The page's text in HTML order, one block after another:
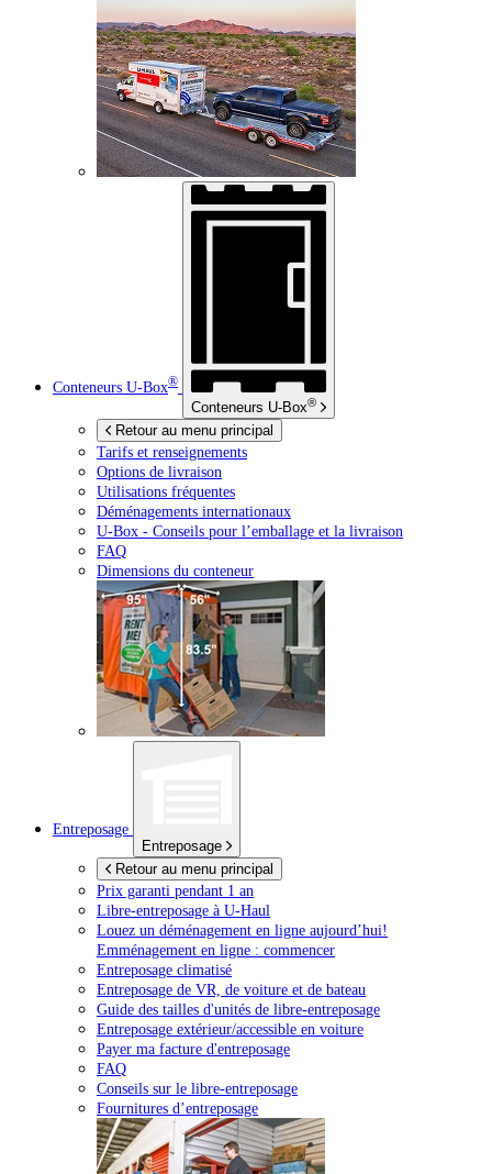
Conteneurs U-Box®
Conteneurs U-Box®
Retour au menu principal
Tarifs et renseignements
Options de livraison
Utilisations fréquentes
Déménagements internationaux
U-Box - Conseils pour l’emballage et la livraison
FAQ
Dimensions du conteneur
Entreposage
Entreposage
Retour au menu principal
Prix garanti pendant 1 an
Libre-entreposage à U-Haul
Louez un déménagement en ligne aujourd’hui!
Emménagement en ligne : commencer
Entreposage climatisé
Entreposage de VR, de voiture et de bateau
Guide des tailles d'unités de libre-entreposage
Entreposage extérieur/accessible en voiture
Payer ma facture d'entreposage
FAQ
Conseils sur le libre-entreposage
Fournitures d’entreposage